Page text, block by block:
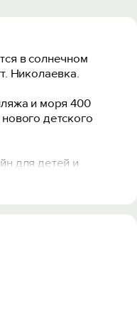
в солнечном
Николаевка.
и моря 400
детского
для детей и
Wi-Fi на всей
уютные
дома магазины,